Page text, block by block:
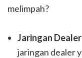
melimpah?
Jaringan
jaringan dealer